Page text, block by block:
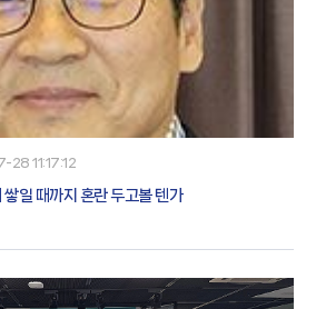
11:17:12
일 때까지 혼란 두고볼 텐가